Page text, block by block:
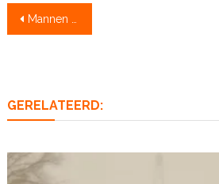
Bericht
Mannen van Mijnders kapen brons
GERELATEERD: